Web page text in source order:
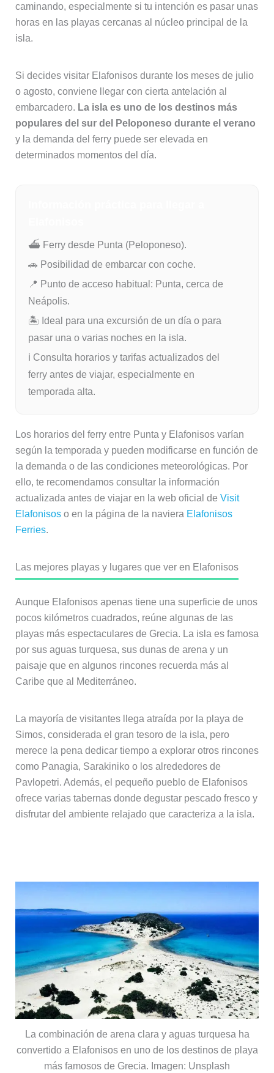
caminando, especialmente si tu intención es pasar unas
horas en las playas cercanas al núcleo principal de la
isla.
Si decides visitar Elafonisos durante los meses de julio
o agosto, conviene llegar con cierta antelación al
embarcadero. La isla es uno de los destinos más
populares del sur del Peloponeso durante el verano
y la demanda del ferry puede ser elevada en
determinados momentos del día.
⛴ Ferry desde Punta (Peloponeso).
🚗 Posibilidad de embarcar con coche.
📍 Punto de acceso habitual: Punta, cerca de
Neápolis.
🏝 Ideal para una excursión de un día o para
pasar una o varias noches en la isla.
ℹ Consulta horarios y tarifas actualizados del
ferry antes de viajar, especialmente en
temporada alta.
Los horarios del ferry entre Punta y Elafonisos varían
según la temporada y pueden modificarse en función de
la demanda o de las condiciones meteorológicas. Por
ello, te recomendamos consultar la información
actualizada antes de viajar en la web oficial de Visit
Elafonisoso en la página de la naviera Elafonisos
Ferries.
Las mejores playas y lugares que ver en Elafonisos
Aunque Elafonisos apenas tiene una superficie de unos
pocos kilómetros cuadrados, reúne algunas de las
playas más espectaculares de Grecia. La isla es famosa
por sus aguas turquesa, sus dunas de arena y un
paisaje que en algunos rincones recuerda más al
Caribe que al Mediterráneo.
La mayoría de visitantes llega atraída por la playa de
Simos, considerada el gran tesoro de la isla, pero
merece la pena dedicar tiempo a explorar otros rincones
como Panagia, Sarakiniko o los alrededores de
Pavlopetri. Además, el pequeño pueblo de Elafonisos
ofrece varias tabernas donde degustar pescado fresco y
disfrutar del ambiente relajado que caracteriza a la isla.
La combinación de arena clara y aguas turquesa ha
convertido a Elafonisos en uno de los destinos de playa
más famosos de Grecia. Imagen: Unsplash